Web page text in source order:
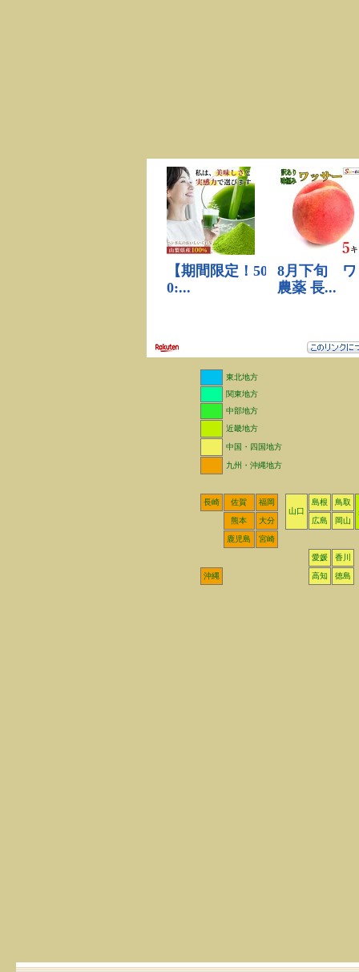
東北地方
関東地方
中部地方
近畿地方
中国・四国地方
九州・沖縄地方
長崎 佐賀
福岡
山口
島根
鳥取
熊本
大分 広島 岡山
鹿児島 宮崎
愛媛 香川
沖縄 高知 徳島